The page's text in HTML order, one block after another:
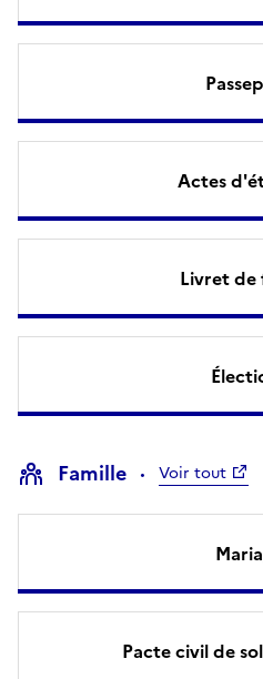
Actes
Livret de
Famille Voir tout
Pacte civil de